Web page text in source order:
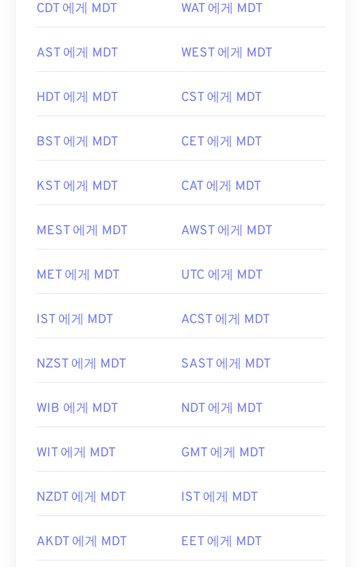
CDT 에게 MDT WAT 에게 MDT
AST 에게 MDT WEST 에게 MDT
HDT 에게 MDT CST 에게 MDT
BST 에게 MDT CET 에게 MDT
KST 에게 MDT CAT 에게 MDT
MEST 에게 MDT AWST 에게 MDT
MET 에게 MDT UTC 에게 MDT
IST 에게 MDT ACST 에게 MDT
NZST 에게 MDT SAST 에게 MDT
WIB 에게 MDT NDT 에게 MDT
WIT 에게 MDT GMT 에게 MDT
NZDT 에게 MDT IST 에게 MDT
AKDT 에게 MDT EET 에게 MDT